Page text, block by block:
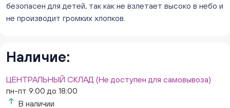
безопасен для детей, так как не взлетает высоко в небо и
не производит громких хлопков.
Наличие:
ЦЕНТРАЛЬНЫЙ СКЛАД (Не доступен для самовывоза)
пн-пт 9:00 до 18:00
В наличии